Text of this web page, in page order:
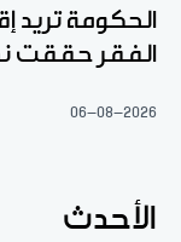
الحكومة تريد
الفقر حققت
06-08-2026
الأحدث